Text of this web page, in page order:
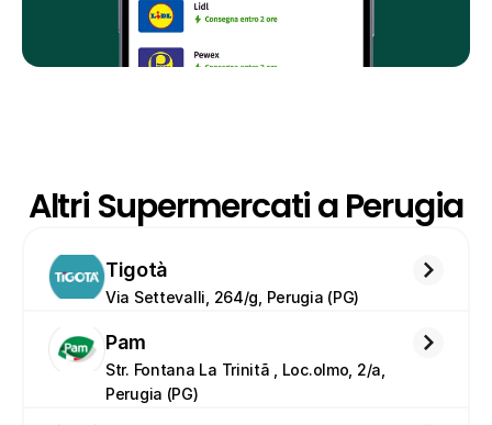
Altri Supermercati a Perugia
Tigotà
Via Settevalli, 264/g, Perugia (PG)
Pam
Str. Fontana La Trinitã , Loc.olmo, 2/a,
Perugia (PG)